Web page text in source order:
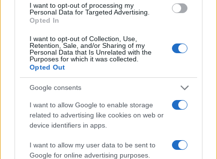
I want to opt-out of processing my
Personal Data for Targeted Advertising.
Opted In
I want to opt-out of Collection, Use,
Retention, Sale, and/or Sharing of my
Personal Data that Is Unrelated with the
Purposes for which it was collected.
Opted Out
Google consents
I want to allow Google to enable storage
related to advertising like cookies on web or
device identifiers in apps.
I want to allow my user data to be sent to
Google for online advertising purposes.
Explorando las similitudes y diferencias entre la
gastronomía peruana y ecuatoriana